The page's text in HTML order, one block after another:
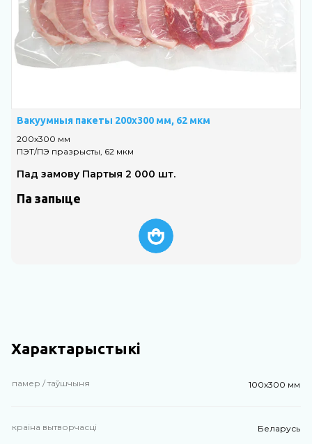
Вакуумныя пакеты 200х300 мм, 62 мкм
200х300 мм
ПЭТ/ПЭ празрысты, 62 мкм
Пад замову Партыя 2 000 шт.
Па запыце
Характарыстыкі
памер / таўшчыня 100х300 мм
краіна вытворчасці Беларусь